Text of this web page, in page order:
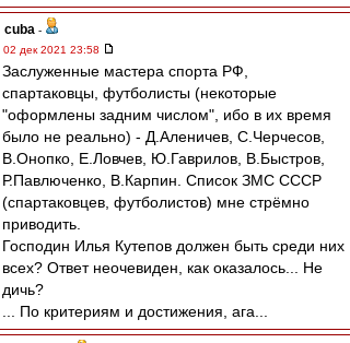
cuba -
02 дек 2021 23:58
Заслуженные мастера спорта РФ,
спартаковцы, футболисты (некоторые
"оформлены задним числом", ибо в их время
было не реально) - Д.Аленичев, С.Черчесов,
В.Онопко, Е.Ловчев, Ю.Гаврилов, В.Быстров,
Р.Павлюченко, В.Карпин. Список ЗМС СССР
(спартаковцев, футболистов) мне стрёмно
приводить.
Господин Илья Кутепов должен быть среди них
всех? Ответ неочевиден, как оказалось... Не
дичь?
... По критериям и достижения, ага...